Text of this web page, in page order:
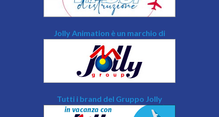
Jolly Animation è un marchio di
Tutti i brand del Gruppo Jolly